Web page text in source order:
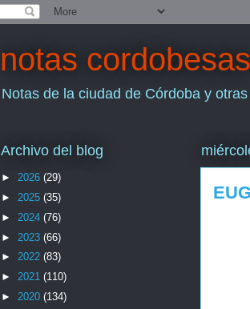
notas cordobesas
Notas de la ciudad de Córdoba y
Archivo del blog
► 2026 (29)
► 2025 (35)
► 2024 (76)
► 2023 (66)
► 2022 (83)
► 2021 (110)
► 2020 (134)